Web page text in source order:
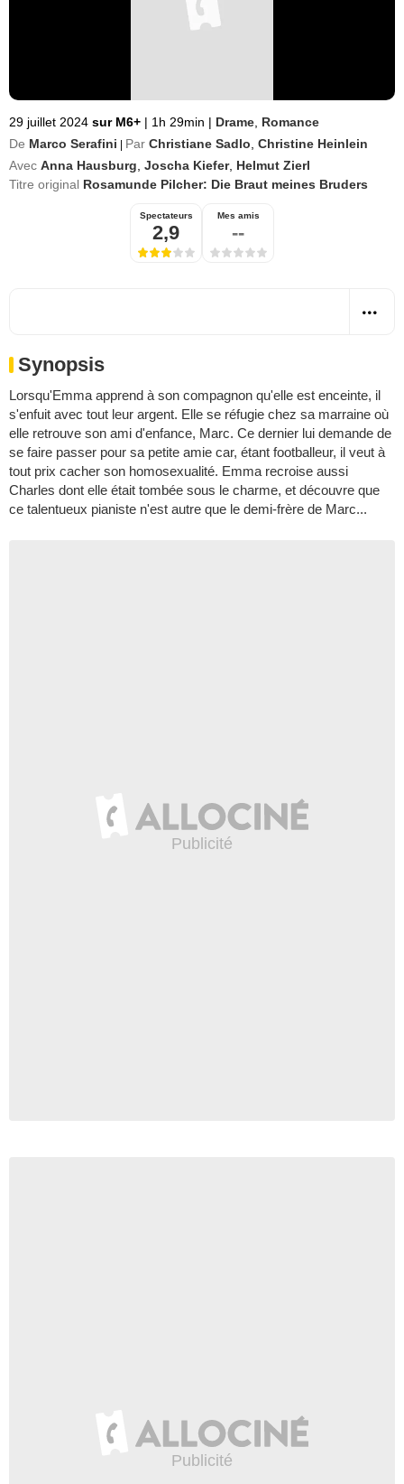
29 juillet 2024 sur M6+ | 1h 29min | Drame Romance
De Marco Serafini Par Christiane Sadlo Christine Heinlein
Avec Anna Hausburg Joscha Kiefer, Helmut Zierl
Titre original Rosamunde Pilcher: Die Braut meines Bruders
Spectateurs
2,9
Mes amis
--
Synopsis
Lorsqu'Emma apprend à son compagnon qu'elle est enceinte, il
s'enfuit avec tout leur argent. Elle se réfugie chez sa marraine où
elle retrouve son ami d'enfance, Marc. Ce dernier lui demande de
se faire passer pour sa petite amie car, étant footballeur, il veut à
tout prix cacher son homosexualité. Emma recroise aussi
Charles dont elle était tombée sous le charme, et découvre que
ce talentueux pianiste n'est autre que le demi-frère de Marc...